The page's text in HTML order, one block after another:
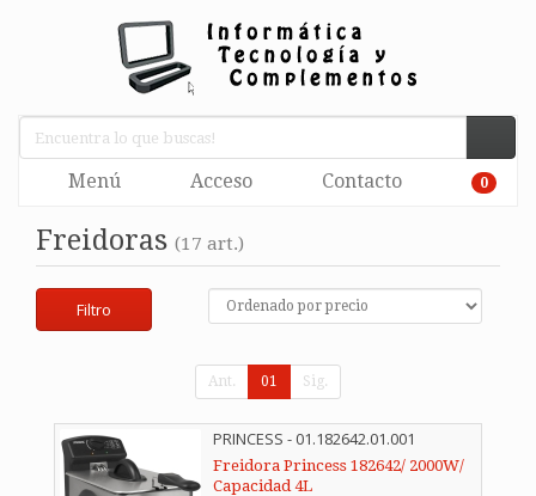
Menú Acceso Contacto 0
Freidoras (17 art.)
Filtro
Ant. 01 Sig.
PRINCESS - 01.182642.01.001
Freidora Princess 182642/ 2000W/
Capacidad 4L